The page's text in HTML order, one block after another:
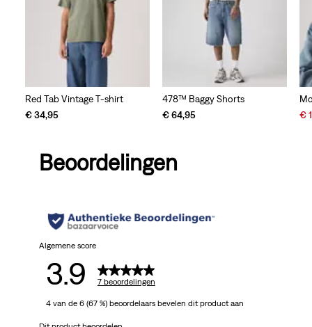
Red Tab Vintage T-shirt
€ 34,95
478™ Baggy Shorts
€ 64,95
€
Beoordelingen
Algemene score
3.9 7 beoordelingen
4 van de 6 (67 %) beoordelaars bevelen dit product aan